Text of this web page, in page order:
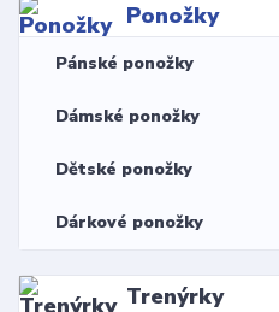
Ponožky
Pánské ponožky
Dámské ponožky
Dětské ponožky
Dárkové ponožky
Trenýrky